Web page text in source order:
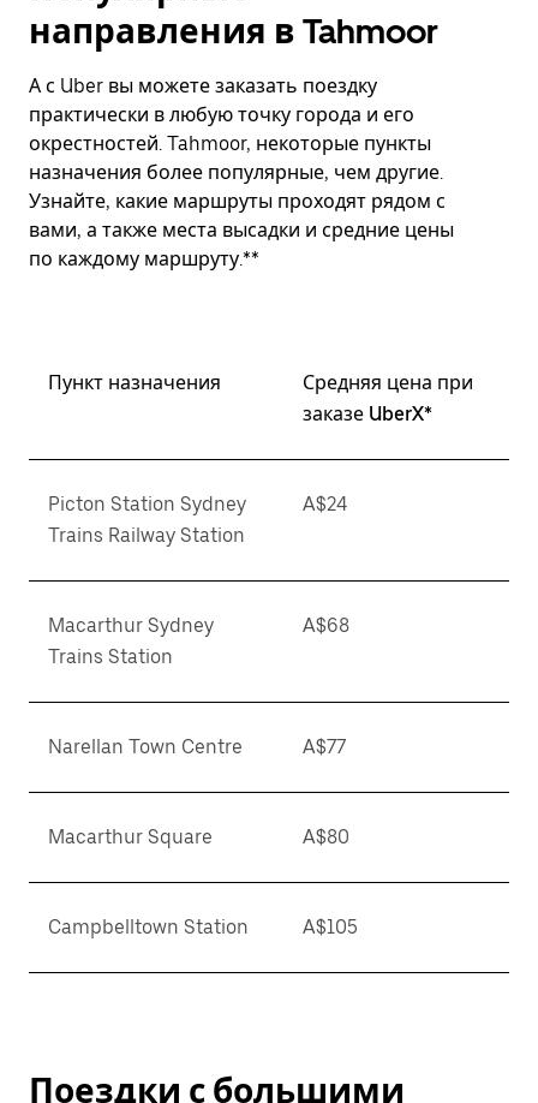
направления в Tahmoor
А с Uber вы можете заказать поездку
практически в любую точку города и его
окрестностей. Tahmoor, некоторые пункты
назначения более популярные, чем другие.
Узнайте, какие маршруты проходят рядом с
вами, а также места высадки и средние цены
по каждому маршруту.**
Пункт назначения
Средняя цена при
заказе UberX*
Picton Station Sydney
Trains Railway Station
A$24
Macarthur Sydney
Trains Station
A$68
Narellan Town Centre A$77
Macarthur Square A$80
Campbelltown Station A$105
Поездки с большими